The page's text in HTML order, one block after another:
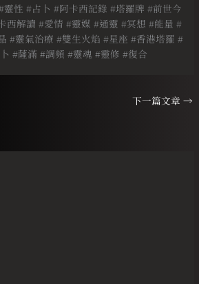
靈性 #占卜 #阿卡西記錄 #塔羅牌 #前世今
西解讀 #愛情 #靈媒 #通靈 #冥想 #能量 #
#靈氣治療 #雙生火焰 #星座 #香港塔羅 #
#薩滿 #調頻 #靈魂 #靈修 #復合
下一篇文章 →